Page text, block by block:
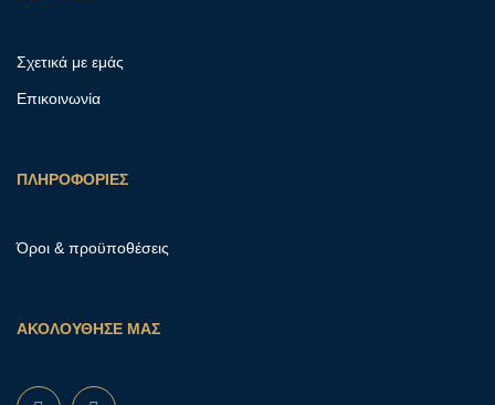
Σχετικά με εμάς
Επικοινωνία
ΠΛΗΡΟΦΟΡΙΕΣ
Όροι & προϋποθέσεις
ΑΚΟΛΟΥΘΗΣΕ ΜΑΣ